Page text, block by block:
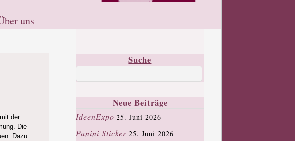
uns
der
Die
Dazu
Suche
Neue Beiträge
IdeenExpo 25. Juni 2026
Panini Sticker 25. Juni 2026